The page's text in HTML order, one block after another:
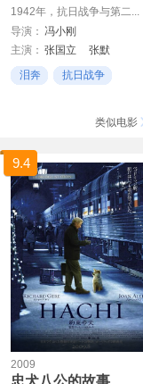
1942年，抗日战争与第二...
导演： 冯小刚
主演： 张国立
张默
徐帆
李雪健
陈道明
段奕宏
范伟
林永健
乔振宇
李倩
赵毅
泪奔
抗日战争
类似电影
9.4
2009
忠犬八公的故事